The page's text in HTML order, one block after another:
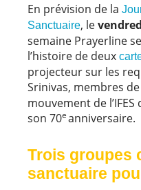
En prévision de la
Sanctuaire, le
semaine Prayerline
l’histoire de deux
projecteur sur les
Srinivas, membres de
mouvement de
son 70eanniversaire.
Trois groupes
sanctuaire